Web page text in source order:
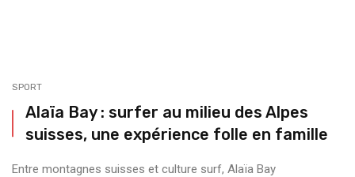
SPORT
Alaïa Bay : surfer au milieu des Alpes
suisses, une expérience folle en famille
Entre montagnes suisses et culture surf, Alaïa Bay